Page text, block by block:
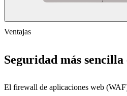
Ventajas
Seguridad más
El firewall de aplicaciones web